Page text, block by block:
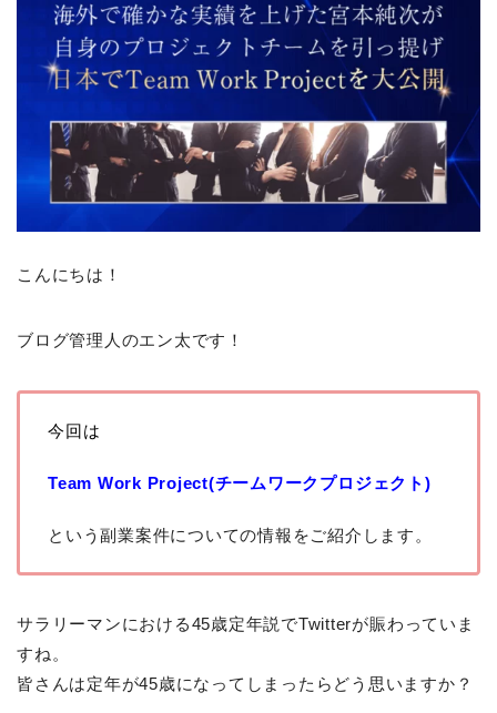
こんにちは！
ブログ管理人のエン太です！
今回は
Team Work Project(チームワークプロジェクト)
という副業案件についての情報をご紹介します。
サラリーマンにおける45歳定年説でTwitterが賑わっていま
すね。
皆さんは定年が45歳になってしまったらどう思いますか？